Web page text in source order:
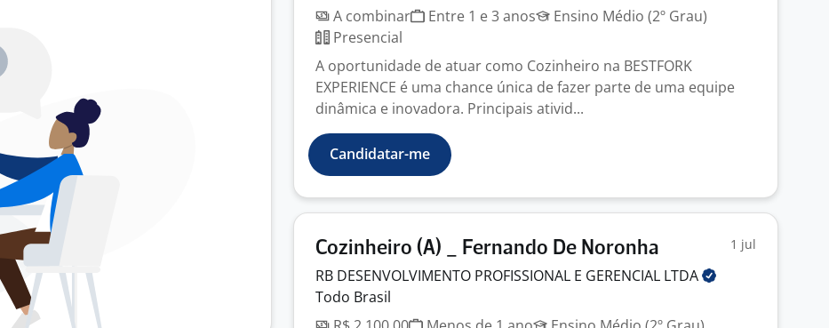
A combinar
Entre 1 e 3 anos
Ensino Médio (2º Grau)
Presencial
A oportunidade de atuar como Cozinheiro na BESTFORK
EXPERIENCE é uma chance única de fazer parte de uma equipe
dinâmica e inovadora. Principais ativid...
Candidatar-me
Cozinheiro (A) _ Fernando De Noronha 1 jul
RB DESENVOLVIMENTO PROFISSIONAL E GERENCIAL LTDA
Todo Brasil